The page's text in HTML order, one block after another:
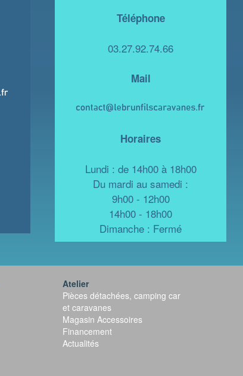
Téléphone
03.27.92.74.66
Mail
Horaires
Lundi : de 14h00 à 18h00
Du mardi au samedi :
9h00 - 12h00
14h00 - 18h00
Dimanche : Fermé
Atelier
Pièces détachées, camping car
et caravanes
Magasin Accessoires
Financement
Actualités